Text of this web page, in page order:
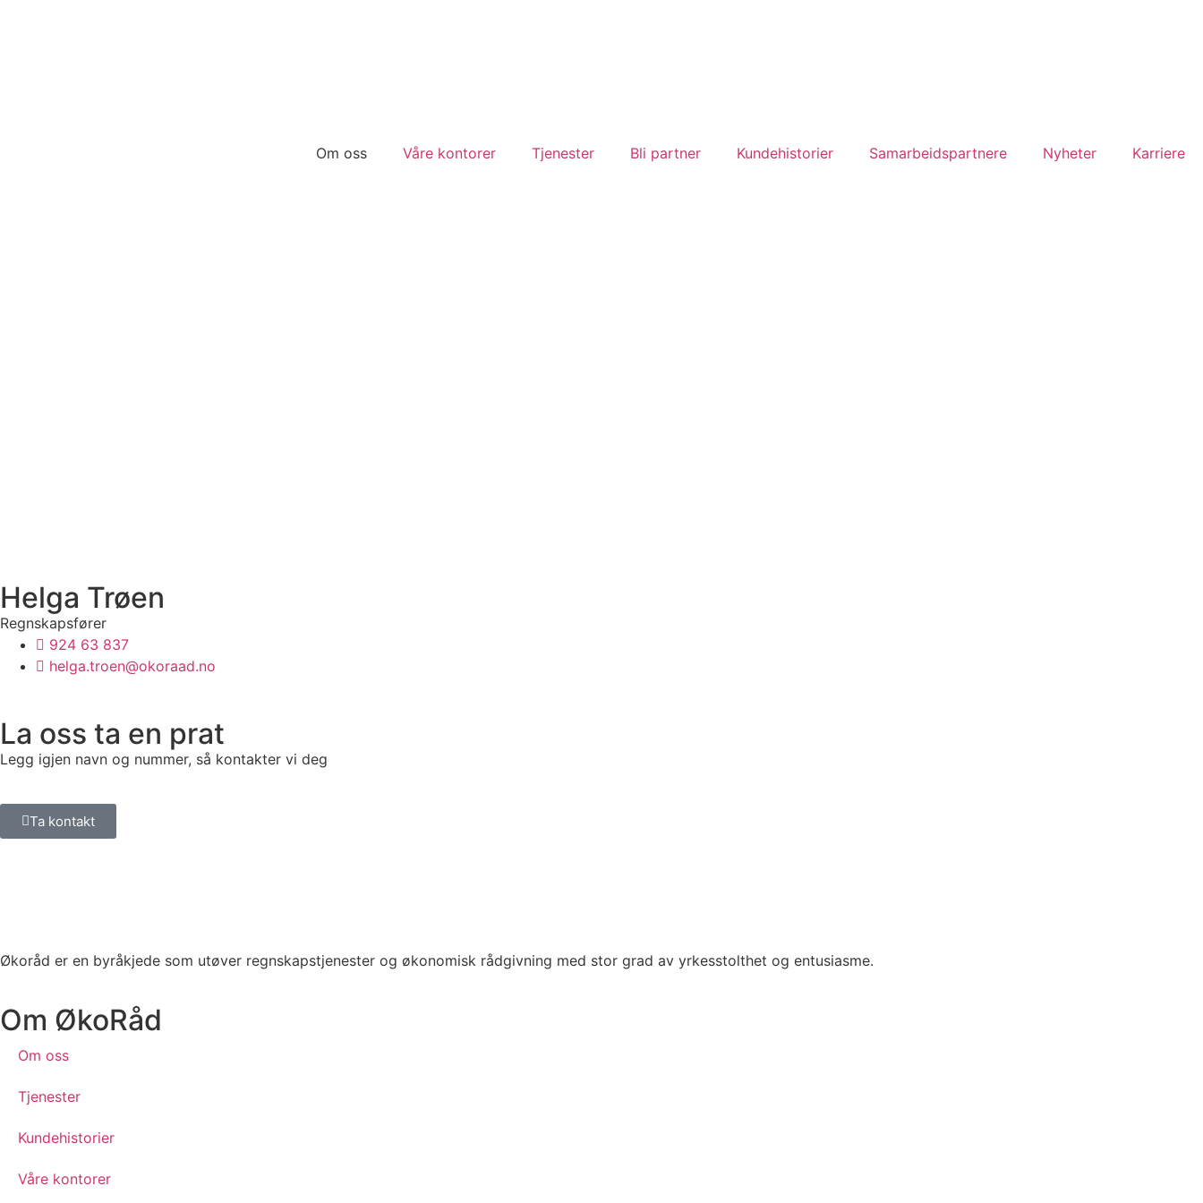
Om oss Våre kontorer Tjenester Bli partner Kundehistorier Samarbeidspartnere Nyheter Karriere
Helga Trøen
Regnskapsfører
924 63 837
helga.troen@okoraad.no
La oss ta en prat
Legg igjen navn og nummer, så kontakter vi deg
Ta kontakt
Økoråd er en byråkjede som utøver regnskapstjenester og økonomisk rådgivning med stor grad av yrkesstolthet og entusiasme.
Om ØkoRåd
Om oss
Tjenester
Kundehistorier
Våre kontorer